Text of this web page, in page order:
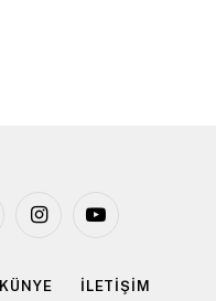
InstagramYouTube
KÜNYE İLETİŞİM